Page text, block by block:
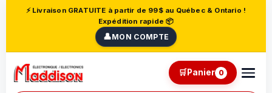
⚡ Livraison GRATUITE à partir de 99$ au Québec & Ontario !
Expédition rapide 📦
👤MON COMPTE
🛒Panier 0